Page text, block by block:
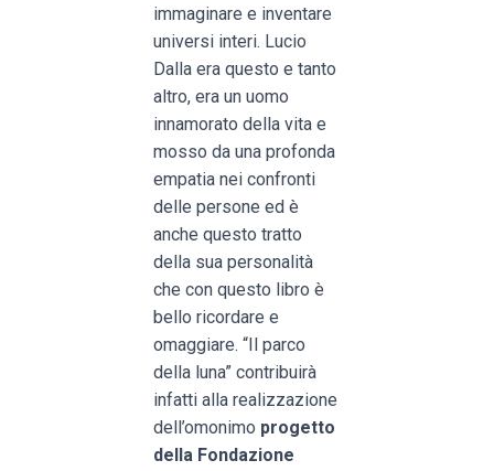
immaginare e inventare
universi interi. Lucio
Dalla era questo e tanto
altro, era un uomo
innamorato della vita e
mosso da una profonda
empatia nei confronti
delle persone ed è
anche questo tratto
della sua personalità
che con questo libro è
bello ricordare e
omaggiare. “Il parco
della luna” contribuirà
infatti alla realizzazione
dell’omonimo progetto
della Fondazione